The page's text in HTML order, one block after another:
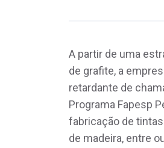
A partir de uma
de grafite, a
retardante de
Programa Fapesp
fabricação de
de madeira, entre